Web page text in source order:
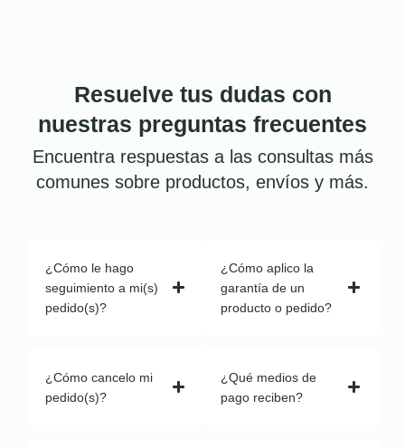
Resuelve tus dudas con
nuestras preguntas frecuentes
Encuentra respuestas a las consultas más
comunes sobre productos, envíos y más.
¿Cómo le hago
seguimiento a mi(s)
pedido(s)?
¿Cómo cancelo mi
pedido(s)?
¿Cómo aplico la
garantía de un
producto o pedido?
¿Qué medios de
pago reciben?